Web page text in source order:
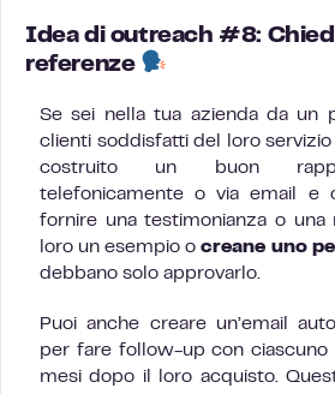
Idea di outreach #8:
referenze
Se sei nella tua azienda da un
clienti soddisfatti del loro
costruito un buon
telefonicamente o via email e
fornire una testimonianza o una
loro un esempio ocreane uno
debbano solo approvarlo.
Puoi anche creare un’email
per fare follow-up con
mesi dopo il loro acquisto.